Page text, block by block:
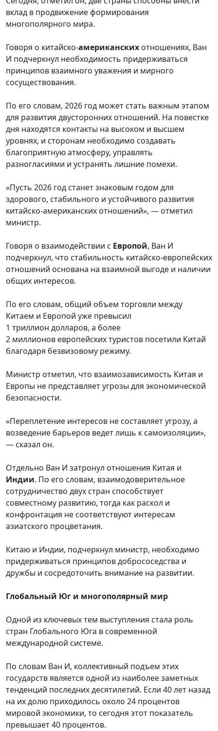
вклад в продвижение формирования
многополярного мира.
Говоря о китайско-американских отношениях, Ван
И подчеркнул необходимость придерживаться
принципов взаимного уважения и мирного
сосуществования.
По его словам, 2026 год может стать важным этапом
для развития двусторонних отношений. На повестке
дня находятся контакты на высоком и высшем
уровнях, и сторонам необходимо создавать
благоприятную атмосферу, управлять
разногласиями и устранять лишние помехи.
«Пусть 2026 год станет знаковым годом для
здорового, стабильного и устойчивого развития
китайско-американских отношений», — отметил
министр.
Говоря о взаимодействии с Европой, Ван И
подчеркнул, что стабильность китайско-европейских
отношений основана на взаимной выгоде и наличии
общих интересов.
По его словам, общий объем торговли между
Китаем и Европой уже превысил
1 триллион долларов, а более
2 миллионов европейских туристов посетили Китай
благодаря безвизовому режиму.
Министр отметил, что взаимозависимость Китая и
Европы не представляет угрозы для экономической
безопасности.
«Переплетение интересов не составляет угрозу, а
возведение барьеров ведет лишь к самоизоляции»,
— сказал он.
Отдельно Ван И затронул отношения Китая и
Индии. По его словам, взаимодоверительное
сотрудничество двух стран способствует
совместному развитию, тогда как раскол и
конфронтация не соответствуют интересам
азиатского процветания.
Китаю и Индии, подчеркнул министр, необходимо
придерживаться принципов добрососедства и
дружбы и сосредоточить внимание на развитии.
Глобальный Юг и многополярный мир
Одной из ключевых тем выступления стала роль
стран Глобального Юга в современной
международной системе.
По словам Ван И, коллективный подъем этих
государств является одной из наиболее заметных
тенденций последних десятилетий. Если 40 лет назад
на их долю приходилось около 24 процентов
мировой экономики, то сегодня этот показатель
превышает 40 процентов.